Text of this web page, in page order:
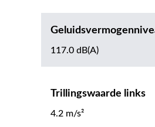
117.0 dB(A)
Trillingswaarde links
4.2 m/s²